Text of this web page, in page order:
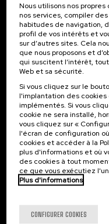
Inscrivez-vous pour être le
actualités de l'UIK.
S'abonner
Contact
Palacio Miramar
Paseo de Miraconcha, 48
20007 Donostia / San Sebastián
Gipuzkoa, Spain
Contactez-nous!
Suivez-nous
Nous utilisons nos
nos services, compiler
habitudes de navigation,
profil de vos intérêts et
sur d’autres sites. Cela
que nous proposons et
qui suscitent l’intérêt,
Web et sa sécurité.
Si vous cliquez sur le
l'implantation des
implémentés. Si vous
cookie ne sera installé,
vous cliquez sur «
l'écran de configuration
cookies et accéder à la
plus d'informations et où
des cookies à tout
ce que vous exécutiez
Plus d'informations
CONFIGURER COOKIES